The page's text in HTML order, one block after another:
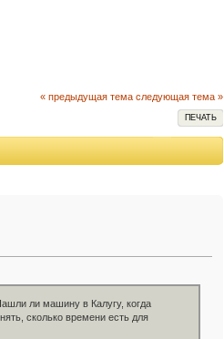
« предыдущая тема следующая тема »
ПЕЧАТЬ
ли машину в Калугу, когда
сколько времени есть для